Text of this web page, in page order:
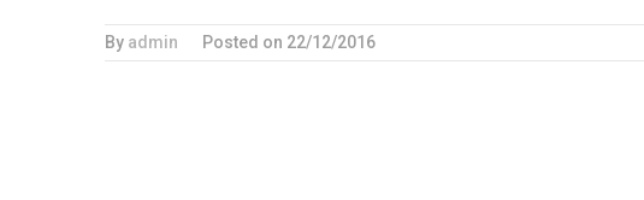
By admin Posted on 22/12/2016